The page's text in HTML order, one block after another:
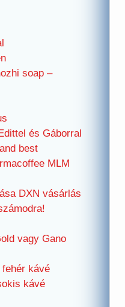
soap –
és Gáborral
best
MLM
DXN vásárlás
vagy Gano
kávé
kávé